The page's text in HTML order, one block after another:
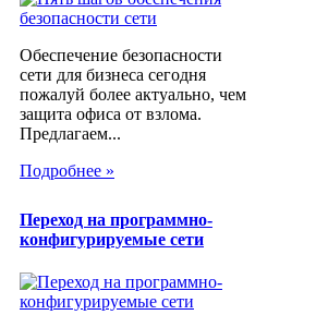
Обеспечение безопасности
сети для бизнеса сегодня
пожалуй более актуально, чем
защита офиса от взлома.
Предлагаем...
Подробнее »
Переход на программно-
конфигурируемые сети